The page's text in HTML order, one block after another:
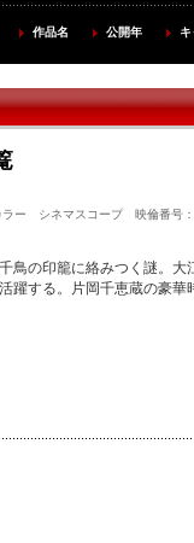
作品名 公開年
ラー シネマスコープ 映倫番号
鳥の印籠に絡みつく謎。
躍する。片岡千恵蔵の豪華